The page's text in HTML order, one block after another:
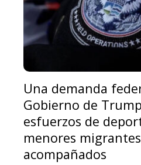
Una demanda
Gobierno de
esfuerzos de
menores
acompañados